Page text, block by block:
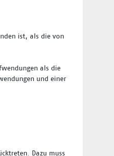
ist, als die von
als die
und einer
Dazu muss